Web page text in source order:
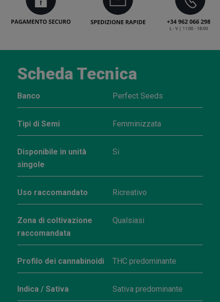
Scheda Tecnica
Banco Perfect Seeds
Tipi di Semi Femminizzata
Disponibile in unità
singole
Si
Uso raccomandato Ricreativo
Zona di coltivazione
raccomandata
Qualsiasi
Profilo dei cannabinoidi THC predominante
Indica / Sativa Sativa predominante